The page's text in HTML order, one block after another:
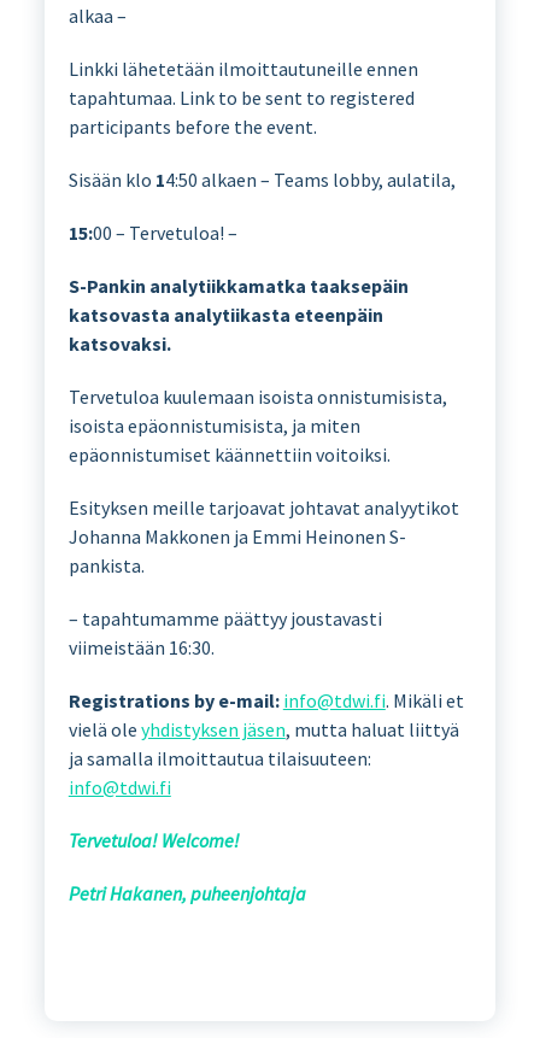
alkaa –
Linkki lähetetään ilmoittautuneille ennen
tapahtumaa. Link to be sent to registered
participants before the event.
Sisään klo 14:50 alkaen – Teams lobby, aulatila,
15:00 – Tervetuloa! –
S-Pankin analytiikkamatka taaksepäin
katsovasta analytiikasta eteenpäin
katsovaksi.
Tervetuloa kuulemaan isoista onnistumisista,
isoista epäonnistumisista, ja miten
epäonnistumiset käännettiin voitoiksi.
Esityksen meille tarjoavat johtavat analyytikot
Johanna Makkonen ja Emmi Heinonen S-
pankista.
– tapahtumamme päättyy joustavasti
viimeistään 16:30.
Registrations by e-mail: info@tdwi.fi. Mikäli et
vielä ole yhdistyksen jäsen, mutta haluat liittyä
ja samalla ilmoittautua tilaisuuteen:
info@tdwi.fi
Tervetuloa! Welcome!
Petri Hakanen, puheenjohtaja